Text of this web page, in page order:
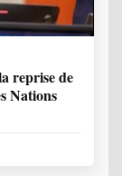
reprise de
Nations